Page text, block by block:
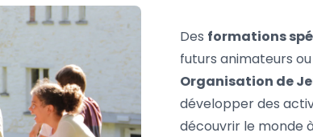
Des formations
futurs animateurs
Organisation de
développer des
découvrir le monde